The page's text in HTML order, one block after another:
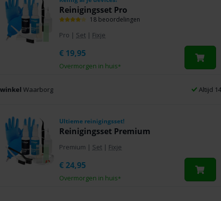
Reinigingsset Pro
18 beoordelingen
Pro | Set | Fixje
Overmorgen in huis*
€ 19,95
Ultieme reinigingsset!
Reinigingsset Premium
Premium | Set | Fixje
Overmorgen in huis*
€ 24,95